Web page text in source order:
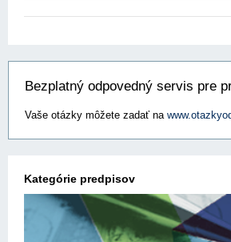
Bezplatný odpovedný servis pre
Vaše otázky môžete zadať na
Kategórie predpisov